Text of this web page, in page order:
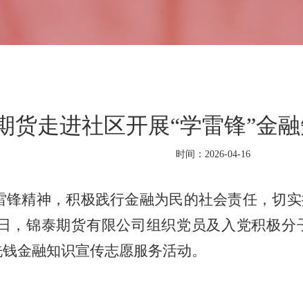
货走进社区开展“学雷锋”金
时间：2026-04-16
锋精神，积极践行金融为民的社会责任，切
日，锦泰期货有限公司组织党员及入党积极
金融知识宣传志愿服务活动。